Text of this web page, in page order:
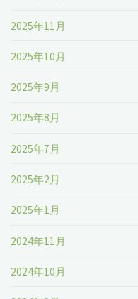
2025年11月
2025年10月
2025年9月
2025年8月
2025年7月
2025年2月
2025年1月
2024年11月
2024年10月